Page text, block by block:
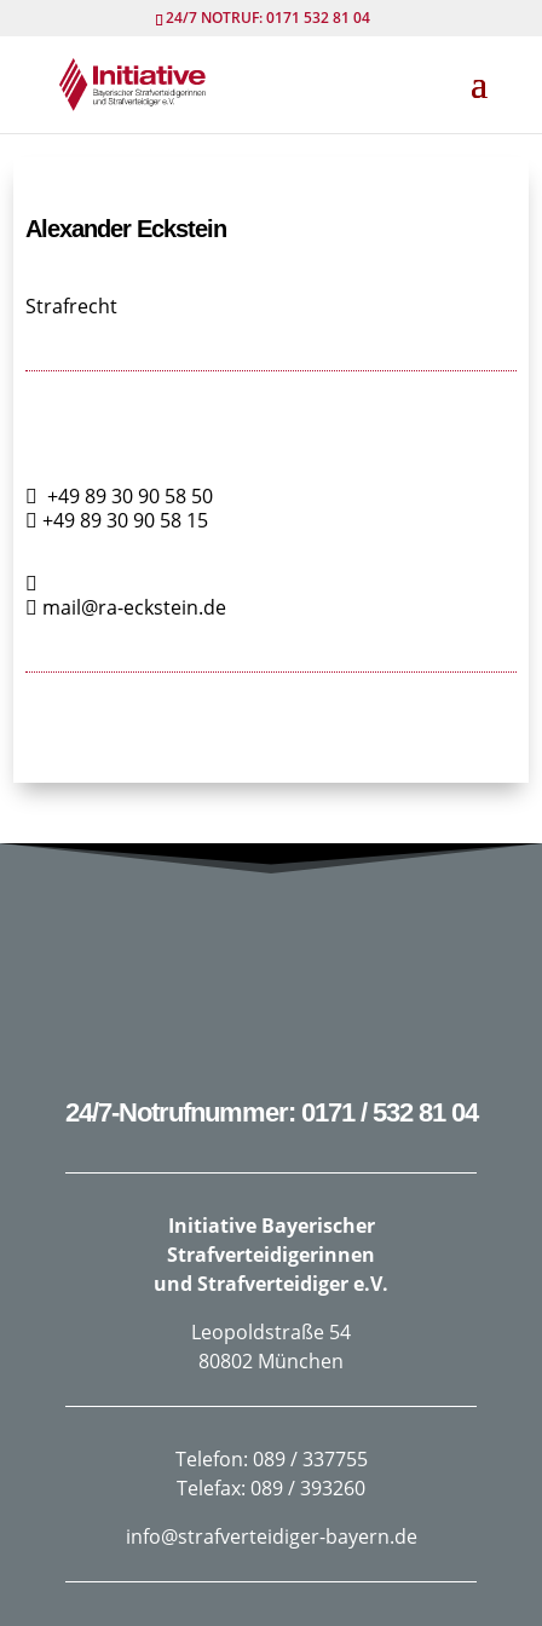
24/7 NOTRUF: 0171 532 81 04
Alexander Eckstein
Strafrecht
+49 89 30 90 58 50
+49 89 30 90 58 15
mail@ra-eckstein.de
24/7-Notrufnummer: 0171 / 532 81 04
Initiative Bayerischer
Strafverteidigerinnen
und Strafverteidiger e.V.
Leopoldstraße 54
80802 München
Telefon: 089 / 337755
Telefax: 089 / 393260
info@strafverteidiger-bayern.de